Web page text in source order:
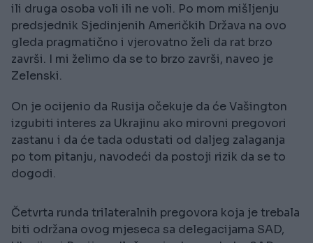
ili druga osoba voli ili ne voli. Po mom mišljenju
predsjednik Sjedinjenih Američkih Država na ovo
gleda pragmatično i vjerovatno želi da rat brzo
završi. I mi želimo da se to brzo završi, naveo je
Zelenski.
On je ocijenio da Rusija očekuje da će Vašington
izgubiti interes za Ukrajinu ako mirovni pregovori
zastanu i da će tada odustati od daljeg zalaganja
po tom pitanju, navodeći da postoji rizik da se to
dogodi.
Četvrta runda trilateralnih pregovora koja je trebala
biti održana ovog mjeseca sa delegacijama SAD,